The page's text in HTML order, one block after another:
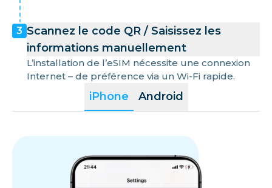
iPhone Android
3 Scannez le code QR / Saisissez les
informations manuellement
L’installation de l’eSIM nécessite une connexion
Internet – de préférence via un Wi-Fi rapide.